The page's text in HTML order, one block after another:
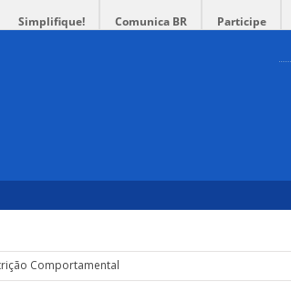
Simplifique! Comunica BR Participe
Comportamental